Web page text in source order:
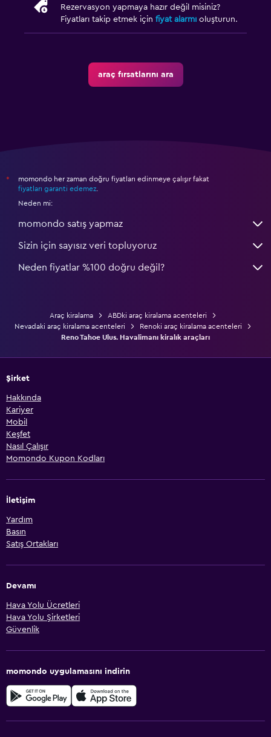
Rezervasyon yapmaya hazır değil misiniz?
Fiyatları takip etmek için fiyat alarmı oluşturun.
araç fırsatlarını ara
*
momondo her zaman doğru fiyatları edinmeye çalışır fakat
fiyatları garanti edemez.
Neden mi:
momondo satış yapmaz
Sizin için sayısız veri topluyoruz
Neden fiyatlar %100 doğru değil?
Araç kiralama
ABDki araç kiralama acenteleri
Nevadaki araç kiralama acenteleri
Renoki araç kiralama acenteleri
Reno Tahoe Ulus. Havalimanı kiralık araçları
Şirket
Hakkında
Kariyer
Mobil
Keşfet
Nasıl Çalışır
Momondo Kupon Kodları
İletişim
Yardım
Basın
Satış Ortakları
Devamı
Hava Yolu Ücretleri
Hava Yolu Şirketleri
Güvenlik
momondo uygulamasını indirin